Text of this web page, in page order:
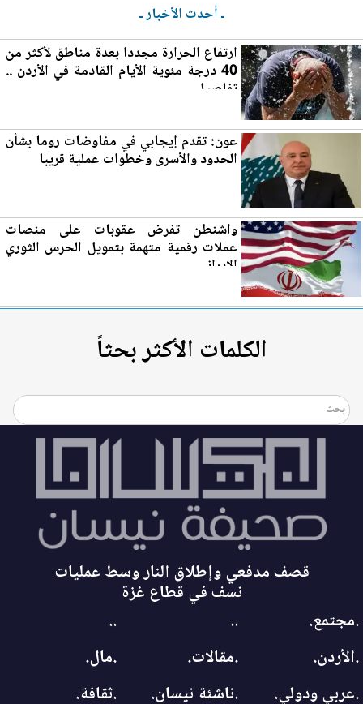
ـ أحدث الأخبار ـ
ارتفاع الحرارة مجددا بعدة مناطق لأكثر من
40 درجة مئوية الأيام القادمة في الأردن ..
تفاصيل
عون: تقدم إيجابي في مفاوضات روما بشأن
الحدود والأسرى وخطوات عملية قريبا
واشنطن تفرض عقوبات على منصات
عملات رقمية متهمة بتمويل الحرس الثوري
الإيراني
الكلمات الأكثر بحثاً
قصف مدفعي وإطلاق النار وسط عمليات
نسف في قطاع غزة
.مجتمع.
..
..
.الأردن.
.مقالات.
.مال.
.عربي ودولي.
.ناشئة نيسان. .ثقافة.